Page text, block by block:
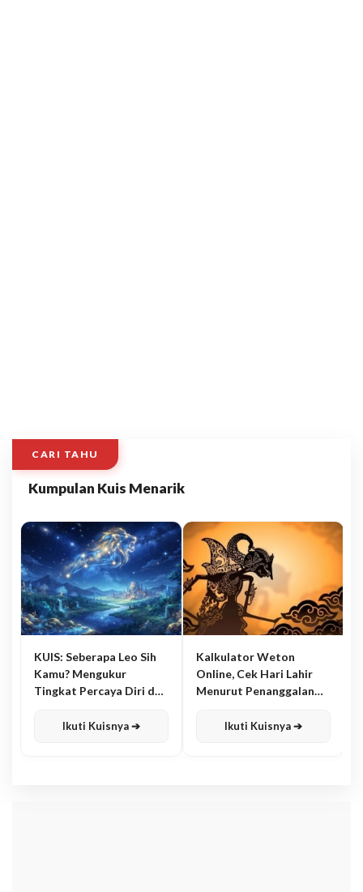
CARI TAHU
Kumpulan Kuis Menarik
KUIS: Seberapa Leo Sih
Kamu? Mengukur
Tingkat Percaya Diri dan
Ikuti Kuisnya ➔
Kalkulator Weton
Online, Cek Hari Lahir
Menurut Penanggalan
Ikuti Kuisnya ➔